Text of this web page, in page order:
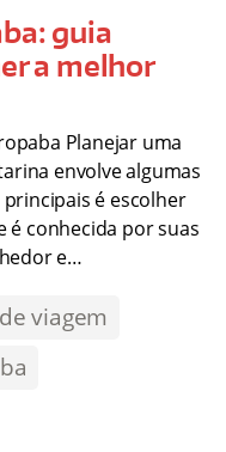
guia
a melhor
Planejar uma
envolve algumas
é escolher
é conhecida por suas
e…
viagem